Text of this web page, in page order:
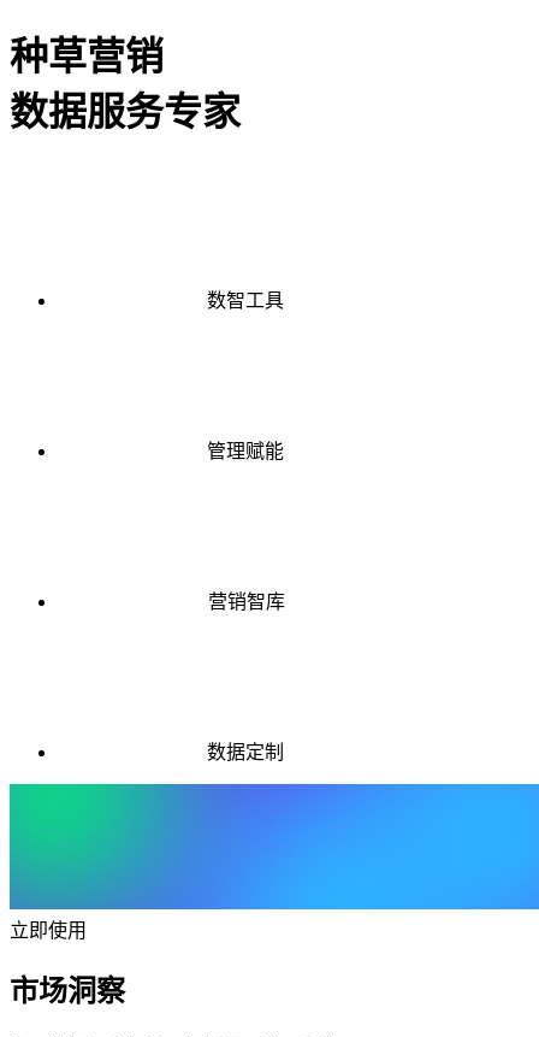
种草营销
数据服务专家
数智工具
管理赋能
营销智库
数据定制
立即使用
市场洞察